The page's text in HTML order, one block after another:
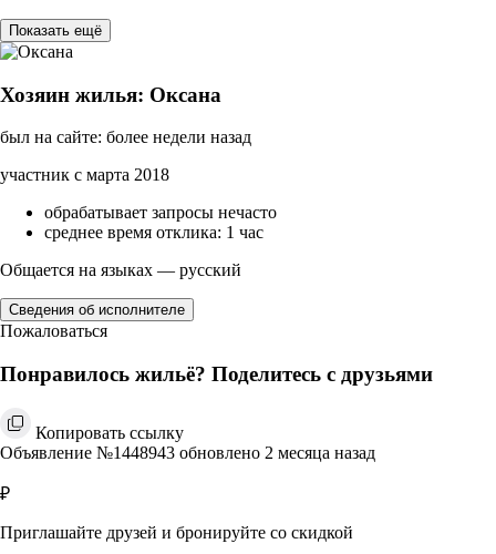
Показать ещё
Хозяин жилья: Оксана
был на сайте: более недели назад
участник с марта 2018
обрабатывает запросы нечасто
среднее время отклика: 1 час
Общается на языках — русский
Сведения об исполнителе
Пожаловаться
Понравилось жильё? Поделитесь с друзьями
Копировать ссылку
Объявление №1448943 обновлено 2 месяца назад
₽
Приглашайте друзей и бронируйте со скидкой